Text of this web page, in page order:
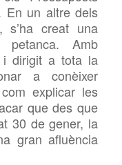
En un altre dels
s’ha creat una
Amb
i dirigit a tota la
a conèixer
explicar les
que des que
30 de gener, la
gran afluència